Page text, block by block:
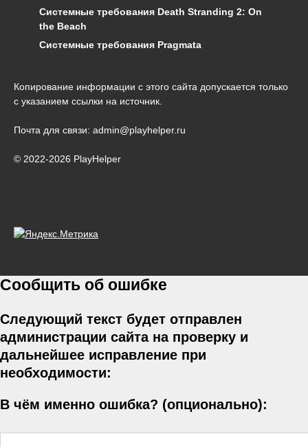
Системные требования Death Stranding 2: On
the Beach
Системные требования Pragmata
Копирование информации с этого сайта допускается только
с указанием ссылки на источник.
Почта для связи: admin@playhelper.ru
© 2022-2026 PlayHelper
Сообщить об ошибке
Следующий текст будет отправлен
администрации сайта на проверку и
дальнейшее исправление при
необходимости:
В чём именно ошибка? (опционально):